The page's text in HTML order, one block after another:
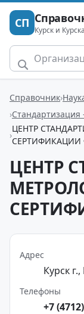
СП Курск и
Справочник
Стандартизация
ЦЕНТР
СЕРТИФИКАЦИИ
ЦЕНТР
Адрес
Курск
Телефоны
+7